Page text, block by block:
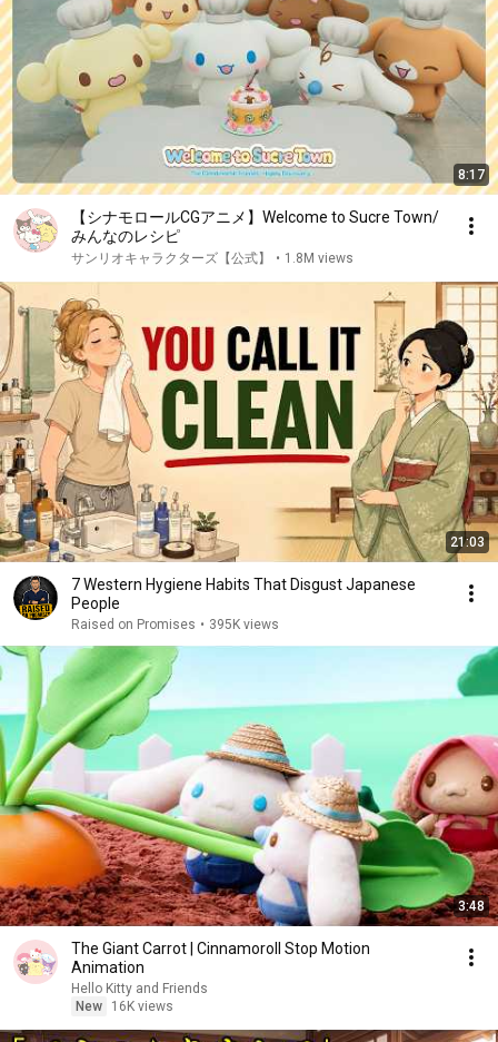
8:17
【シナモロールCGアニメ】Welcome to Sucre Town/
みんなのレシピ
サンリオキャラクターズ【公式】 • 1.8M views
21:03
7 Western Hygiene Habits That Disgust Japanese
People
Raised on Promises • 395K views
3:48
The Giant Carrot | Cinnamoroll Stop Motion
Animation
Hello Kitty and Friends
New
16K views